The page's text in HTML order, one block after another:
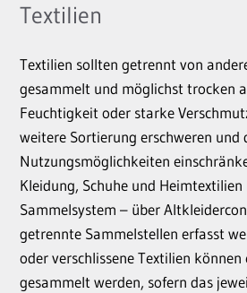
Textilien
Textilien sollten getrennt von
gesammelt und möglichst trocken
Feuchtigkeit oder starke
weitere Sortierung erschweren und
Nutzungsmöglichkeiten
Kleidung, Schuhe und
Sammelsystem – über
getrennte Sammelstellen erfasst
oder verschlissene Textilien
gesammelt werden, sofern das